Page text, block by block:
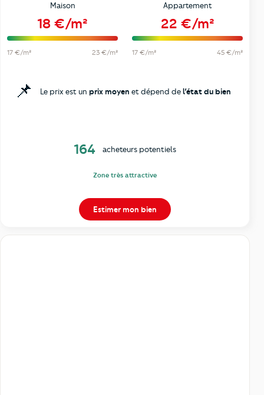
Maison
18 €/m²
17 €/m² 23 €/m²
Appartement
22 €/m²
17 €/m² 45 €/m²
📌 Le prix est un prix moyen et dépend del’état du bien
164 acheteurs potentiels
Zone très attractive
Estimer mon bien